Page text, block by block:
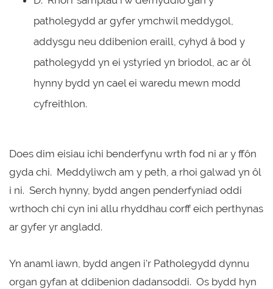
patholegydd ar gyfer ymchwil meddygol,
addysgu neu ddibenion eraill, cyhyd â bod y
patholegydd yn ei ystyried yn briodol, ac ar ôl
hynny bydd yn cael ei waredu mewn modd
cyfreithlon.
Does dim eisiau ichi benderfynu wrth fod ni ar y ffôn
gyda chi. Meddyliwch am y peth, a rhoi galwad yn ôl
i ni. Serch hynny, bydd angen penderfyniad oddi
wrthoch chi cyn ini allu rhyddhau corff eich perthynas
ar gyfer yr angladd.
Yn anaml iawn, bydd angen i'r Patholegydd dynnu
organ gyfan at ddibenion dadansoddi. Os bydd hyn